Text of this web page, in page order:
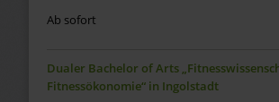
Ab sofort
Dualer Bachelor of Arts
Fitnessökonomie“ in Ingolstadt